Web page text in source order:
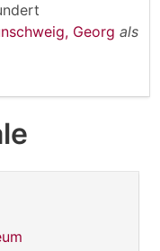
Georg als